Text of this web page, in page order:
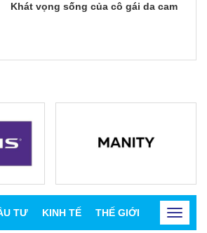
Khát vọng sống của cô gái da cam
TƯ KINH TẾ THẾ GIỚI CHỨNG
Toggle